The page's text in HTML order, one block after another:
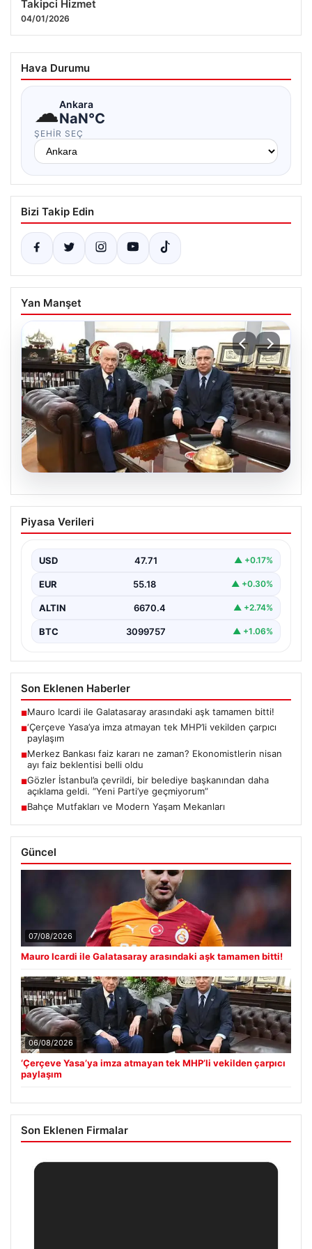
Takipci Hizmet
04/01/2026
Hava Durumu
☁Ankara
NaN°C
ŞEHIR SEÇ
Bizi Takip Edin
Yan Manşet
‘Çerçeve Yasa’ya imza atmayan tek
MHP’li vekilden çarpıcı paylaşım
Piyasa Verileri
USD 47.71 ▲ +0.17%
EUR 55.18 ▲ +0.30%
ALTIN 6670.4 ▲ +2.74%
BTC 3099757 ▲ +1.06%
Son Eklenen Haberler
■Mauro Icardi ile Galatasaray arasındaki aşk tamamen bitti!
■‘Çerçeve Yasa’ya imza atmayan tek MHP’li vekilden çarpıcı
paylaşım
■Merkez Bankası faiz kararı ne zaman? Ekonomistlerin nisan
ayı faiz beklentisi belli oldu
■Gözler İstanbul’a çevrildi, bir belediye başkanından daha
açıklama geldi. “Yeni Parti’ye geçmiyorum”
■Bahçe Mutfakları ve Modern Yaşam Mekanları
Güncel
07/08/2026
Mauro Icardi ile Galatasaray arasındaki aşk tamamen bitti!
06/08/2026
‘Çerçeve Yasa’ya imza atmayan tek MHP’li vekilden çarpıcı
paylaşım
Son Eklenen Firmalar